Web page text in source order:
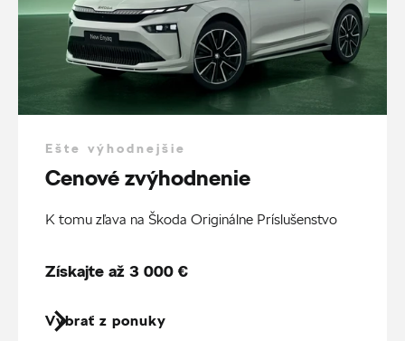
Ešte výhodnejšie
Cenové zvýhodnenie
K tomu zľava na Škoda Originálne Príslušenstvo
Získajte až 3 000 €
Vybrať z ponuky